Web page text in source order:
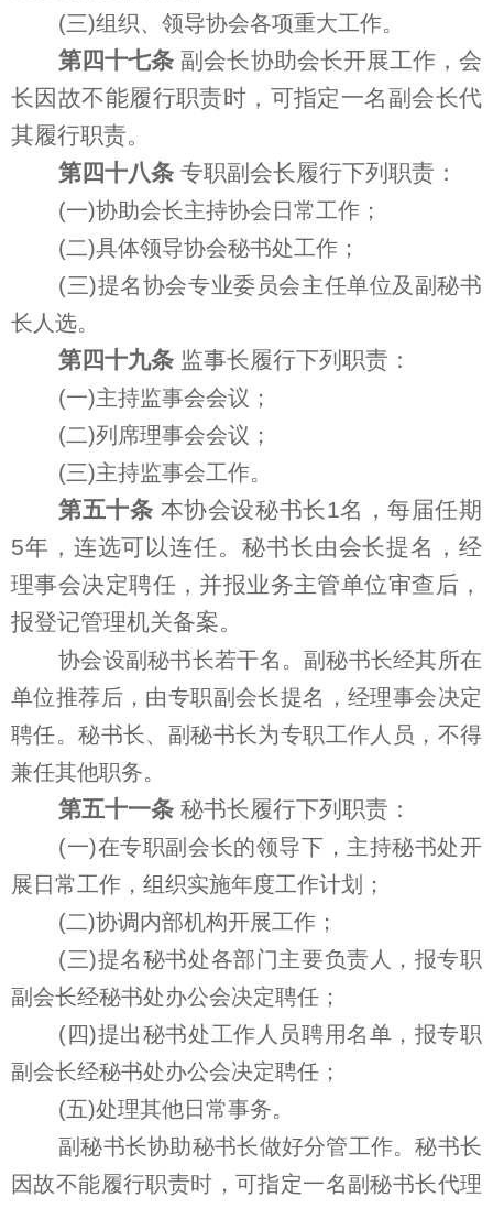
(三)组织、领导协会各项重大工作。
第四十七条 副会长协助会长开展工作，会
长因故不能履行职责时，可指定一名副会长代
其履行职责。
第四十八条 专职副会长履行下列职责：
(一)协助会长主持协会日常工作；
(二)具体领导协会秘书处工作；
(三)提名协会专业委员会主任单位及副秘书
长人选。
第四十九条 监事长履行下列职责：
(一)主持监事会会议；
(二)列席理事会会议；
(三)主持监事会工作。
第五十条 本协会设秘书长1名，每届任期
5年，连选可以连任。秘书长由会长提名，经
理事会决定聘任，并报业务主管单位审查后，
报登记管理机关备案。
协会设副秘书长若干名。副秘书长经其所在
单位推荐后，由专职副会长提名，经理事会决定
聘任。秘书长、副秘书长为专职工作人员，不得
兼任其他职务。
第五十一条 秘书长履行下列职责：
(一)在专职副会长的领导下，主持秘书处开
展日常工作，组织实施年度工作计划；
(二)协调内部机构开展工作；
(三)提名秘书处各部门主要负责人，报专职
副会长经秘书处办公会决定聘任；
(四)提出秘书处工作人员聘用名单，报专职
副会长经秘书处办公会决定聘任；
(五)处理其他日常事务。
副秘书长协助秘书长做好分管工作。秘书长
因故不能履行职责时，可指定一名副秘书长代理